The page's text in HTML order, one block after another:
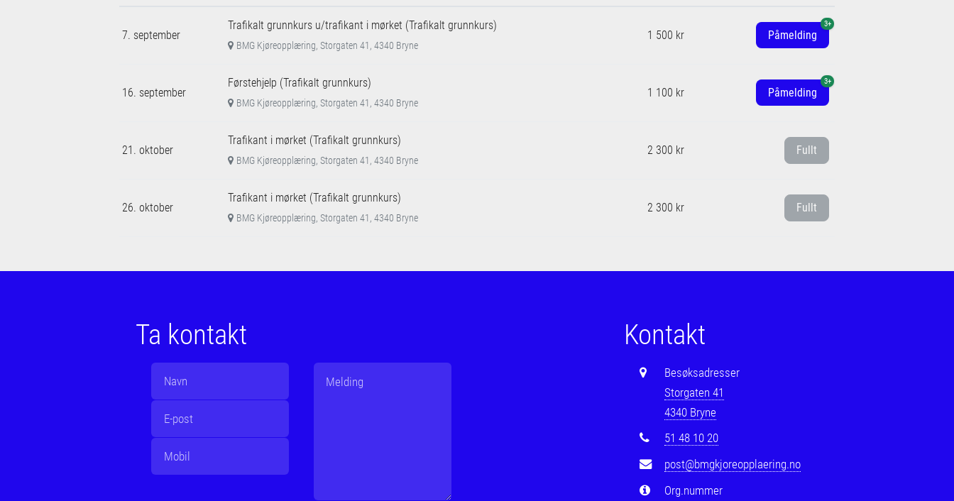
7. september
Trafikalt grunnkurs u/trafikant i mørket (Trafikalt grunnkurs)
BMG Kjøreopplæring, Storgaten 41, 4340 Bryne
1 500 kr Påmelding
3+
16. september
Førstehjelp (Trafikalt grunnkurs)
BMG Kjøreopplæring, Storgaten 41, 4340 Bryne
1 100 kr Påmelding
3+
21. oktober
Trafikant i mørket (Trafikalt grunnkurs)
BMG Kjøreopplæring, Storgaten 41, 4340 Bryne
2 300 kr Fullt
26. oktober
Trafikant i mørket (Trafikalt grunnkurs)
BMG Kjøreopplæring, Storgaten 41, 4340 Bryne
2 300 kr Fullt
Ta kontakt Kontakt
Besøksadresser
Storgaten 41
4340 Bryne
51 48 10 20
post@bmgkjoreopplaering.no
Org.nummer